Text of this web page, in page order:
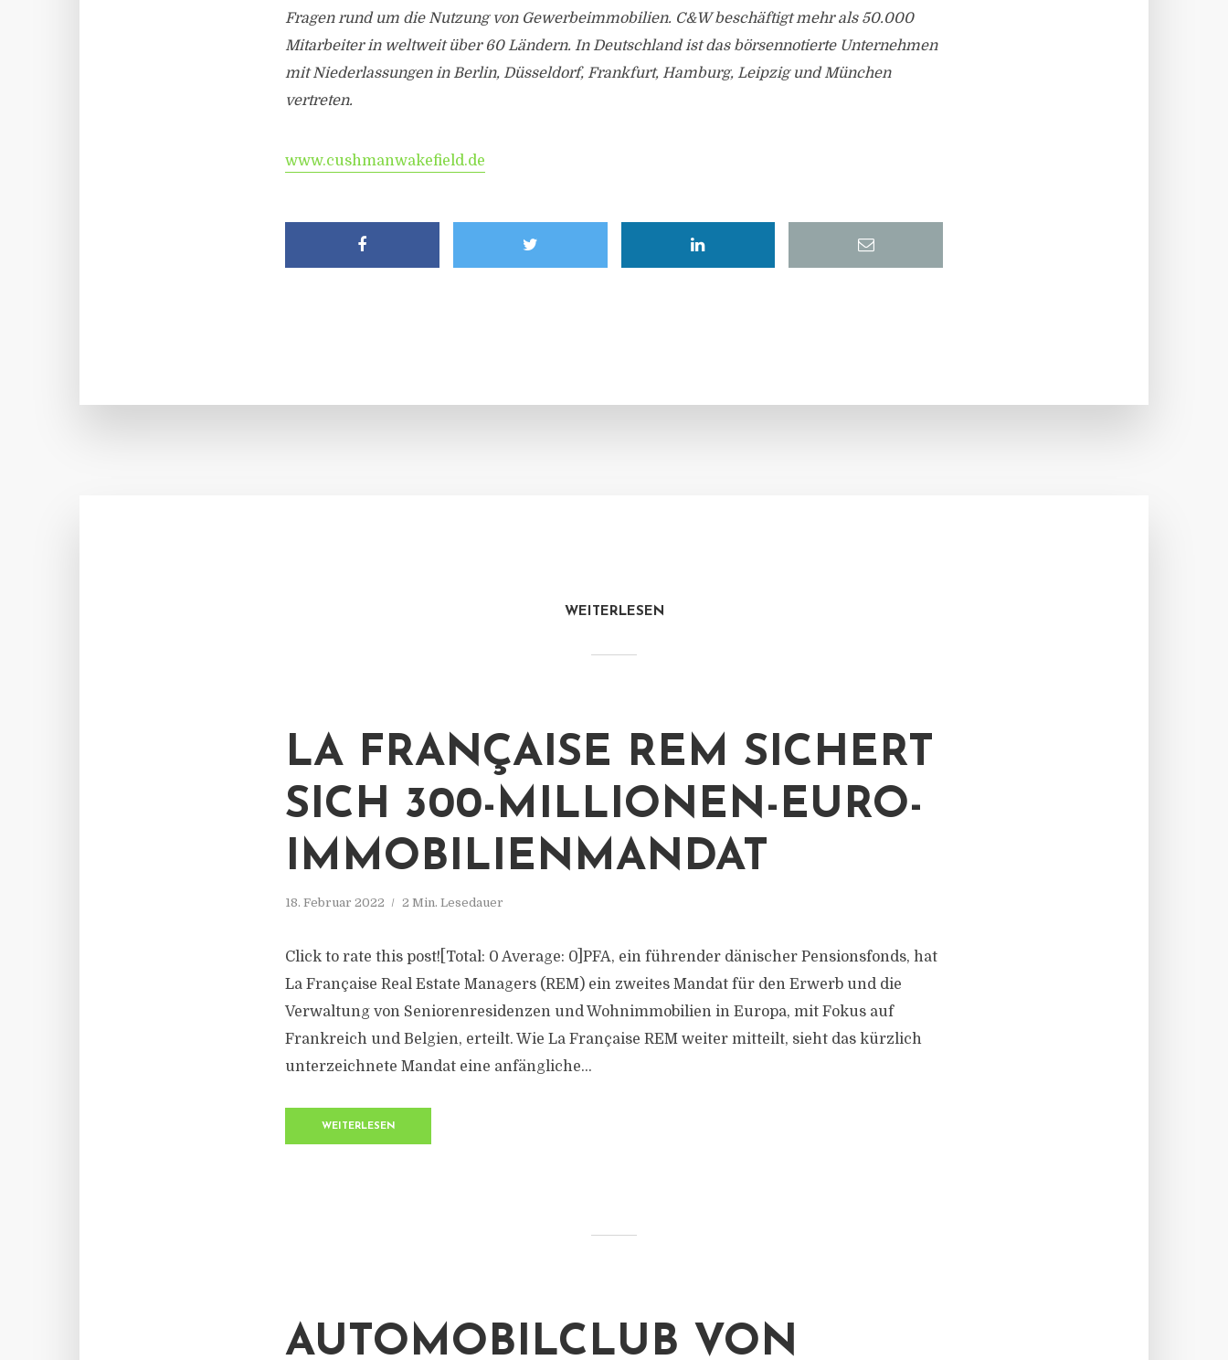
Fragen rund um die Nutzung von Gewerbeimmobilien. C&W beschäftigt mehr als 50.000
Mitarbeiter in weltweit über 60 Ländern. In Deutschland ist das börsennotierte Unternehmen
mit Niederlassungen in Berlin, Düsseldorf, Frankfurt, Hamburg, Leipzig und München
vertreten.
www.cushmanwakefield.de
WEITERLESEN
LA FRANÇAISE REM SICHERT
SICH 300-MILLIONEN-EURO-
IMMOBILIENMANDAT
18. Februar 2022 2 Min. Lesedauer
Click to rate this post![Total: 0 Average: 0]PFA, ein führender dänischer Pensionsfonds, hat
La Française Real Estate Managers (REM) ein zweites Mandat für den Erwerb und die
Verwaltung von Seniorenresidenzen und Wohnimmobilien in Europa, mit Fokus auf
Frankreich und Belgien, erteilt. Wie La Française REM weiter mitteilt, sieht das kürzlich
unterzeichnete Mandat eine anfängliche...
WEITERLESEN
AUTOMOBILCLUB VON